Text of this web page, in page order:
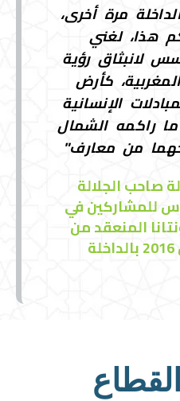
مرة أخرى،
هذا، لغني
لانبثاق رؤية
كأرض
الإنسانية
ما راكمه الشمال
من معارف"
الجلالة
للمشاركين في
المنعقد من